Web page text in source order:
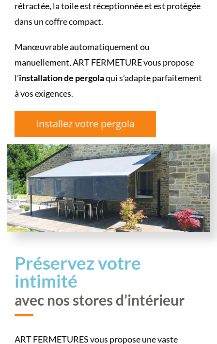
rétractée, la toile est réceptionnée et est protégée
dans un coffre compact.
Manœuvrable automatiquement ou
manuellement, ART FERMETURE vous propose
l’installation de pergolaqui s’adapte parfaitement
à vos exigences.
Installez votre pergola
Préservez votre
intimité
avec nos stores d’intérieur
ART FERMETURES vous propose une vaste